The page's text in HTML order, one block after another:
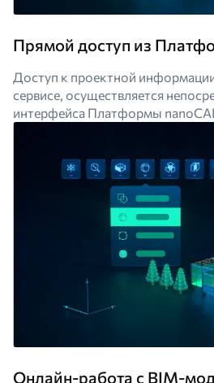
Прямой доступ из
Доступ к проектной
сервисе, осуществляется
интерфейса Платформы
Онлайн-работа с BIM-